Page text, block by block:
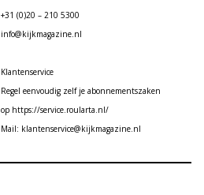
+31 (0)20 – 210 5300
info@kijkmagazine.nl
Klantenservice
Regel eenvoudig zelf je abonnementszaken
op https://service.roularta.nl/
Mail: klantenservice@kijkmagazine.nl